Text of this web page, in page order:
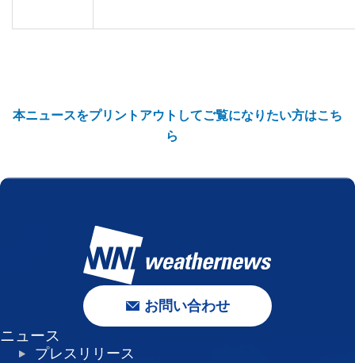
本ニュースをプリントアウトしてご覧になりたい方はこち
ら
お問い合わせ
ニュース
プレスリリース